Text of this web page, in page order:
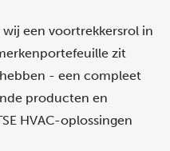
wij een voortrekkersrol in
zit
- een compleet
producten en
HVAC-oplossingen